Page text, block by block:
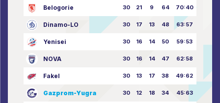
Belogorie 30 21 9 64 70:40
Dinamo-LO 30 17 13 48 63:57
Yenisei 30 16 14 50 59:53
NOVA 30 16 14 47 62:58
Fakel 30 13 17 38 49:62
Gazprom-Yugra 30 12 18 34 45:63